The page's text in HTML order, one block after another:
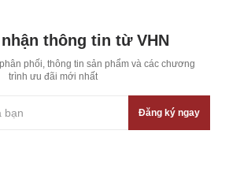
thông tin từ VHN
phối, thông tin sản phẩm và các chương
trình ưu đãi mới nhất
Đăng ký ngay